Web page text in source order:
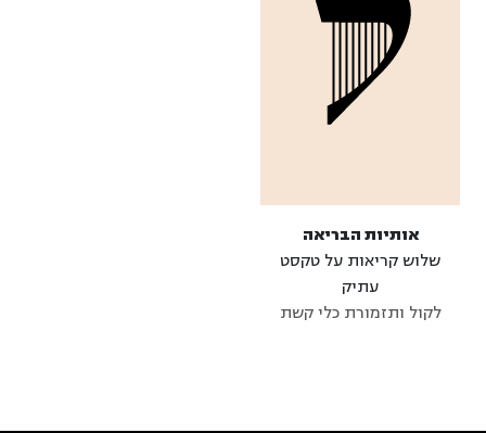
אותיות הבריאה
שלוש קריאות על טקסט
עתיק
לקול ותזמורת כלי קשת